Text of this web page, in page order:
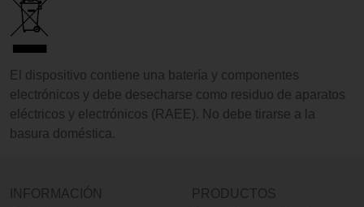
El dispositivo contiene una batería y componentes
electrónicos y debe desecharse como residuo de aparatos
eléctricos y electrónicos (RAEE). No debe tirarse a la
basura doméstica.
INFORMACIÓN
PRODUCTOS